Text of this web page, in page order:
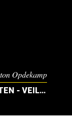
Opdekamp
REGIO - HOOGSTRATEN - VEILING